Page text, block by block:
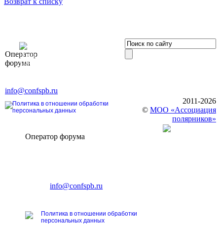
Оператор
форума
Элит»
196191, г. Санкт-Петербург,
info@confspb.ru
Политика в отношении обработки
персональных данных
2011-2026
© МОО «Ассоциация
полярников»
Оператор форума
E-mail:info@confspb.ru
Политика в отношении обработки
персональных данных